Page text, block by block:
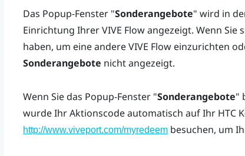
Das Popup-Fenster "‍Sonderangebote"‍ wird in
Einrichtung IhrerVIVE Flowangezeigt. Wenn Sie
haben, um eine andereVIVE Floweinzurichten
Sonderangebote nicht angezeigt.
Wenn Sie das Popup-Fenster "‍Sonderangebote"‍
wurde Ihr Aktionscode automatisch auf Ihr HTC
http://www.viveport.com/myredeembesuchen, um